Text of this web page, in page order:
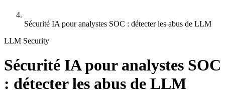
Sécurité IA pour analystes SOC : détecter les abus de LLM
LLM Security
Sécurité IA pour analystes SOC
: détecter les abus de LLM